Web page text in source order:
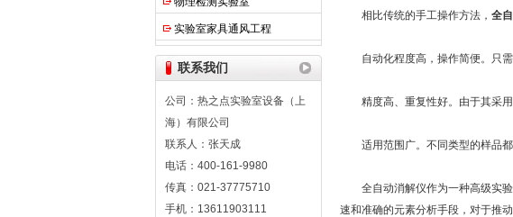
实验室家具通风工程
联系我们
公司：热之点实验室设备（上
海）有限公司
联系人：张天成
电话：400-161-9980
传真：021-37775710
手机：13611903111
相比传统的手工操作方法， 全
自动化程度高，操作简便。只需
精度高、重复性好。由于其采用
适用范围广。不同类型的样品都
全自动消解仪作为一种高级实验
速和准确的元素分析手段，对于推